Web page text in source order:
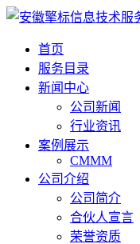
首页
服务目录
新闻中心
公司新闻
行业资讯
案例展示
CMMM
公司介绍
公司简介
合伙人宣言
荣誉资质